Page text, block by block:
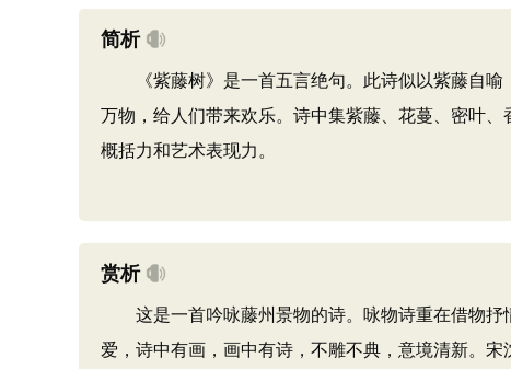
简析
《紫藤树》是一首五言绝句。此诗似以紫藤自喻
万物，给人们带来欢乐。诗中集紫藤、花蔓、密叶
概括力和艺术表现力。
赏析
这是一首吟咏藤州景物的诗。咏物诗重在借物抒
爱，诗中有画，画中有诗，不雕不典，意境清新。